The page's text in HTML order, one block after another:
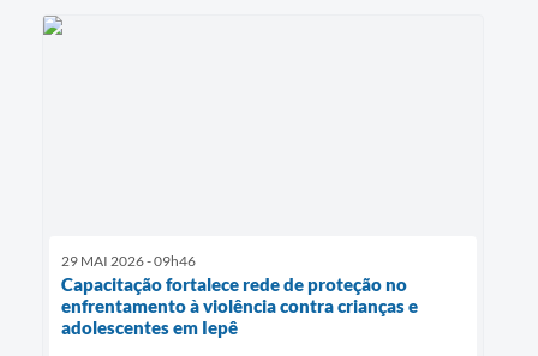
29 MAI 2026 - 09h46
Capacitação fortalece rede de proteção no
enfrentamento à violência contra crianças e
adolescentes em Iepê